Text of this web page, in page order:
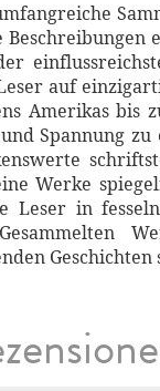
auf
Amerikas bis
Spannung
Werke
in
Geschichten